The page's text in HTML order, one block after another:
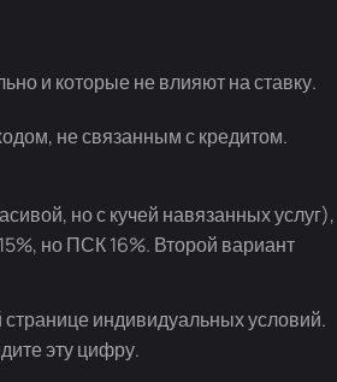
и которые не влияют на ставку.
не связанным с кредитом.
но с кучей навязанных услуг),
но ПСК 16%. Второй вариант
индивидуальных условий.
эту цифру.